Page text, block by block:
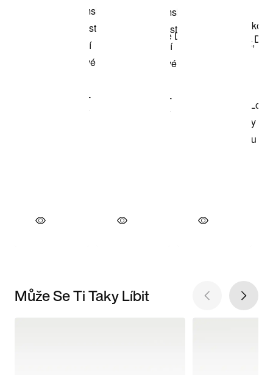
Může Se Ti Taky Líbit